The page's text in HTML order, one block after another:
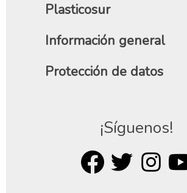
Plasticosur
Información general
Protección de datos
¡Síguenos!